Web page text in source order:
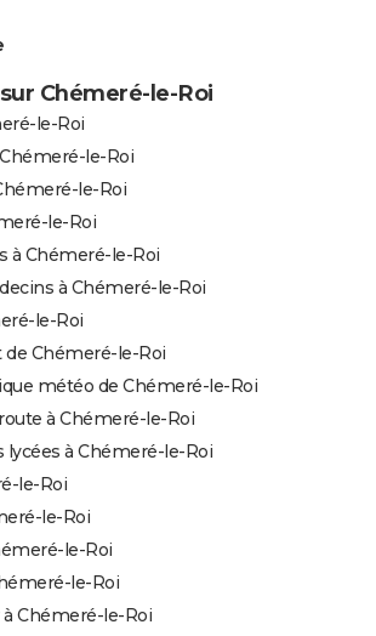
Chémeré-le-Roi
le-Roi
le-Roi
le-Roi
le-Roi
à Chémeré-le-Roi
à Chémeré-le-Roi
le-Roi
Chémeré-le-Roi
météo de Chémeré-le-Roi
à Chémeré-le-Roi
lycées à Chémeré-le-Roi
le-Roi
le-Roi
le-Roi
le-Roi
Chémeré-le-Roi